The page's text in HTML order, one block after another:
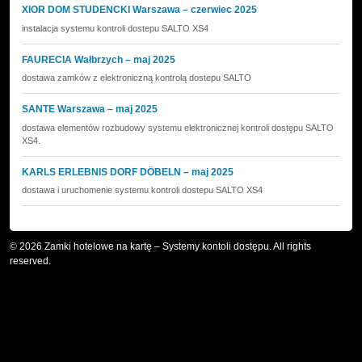
XIOR DOM STUDENCKI Warszawa – czerwiec 2025
instalacja systemu kontroli dostepu SALTO XS4
FAURECIA Wałbrzych – maj 2025
dostawa zamków z elektroniczną kontrolą dostepu SALTO
SANTE Warszawa – maj 2025
dostawa elementów rozbudowy systemu elektronicznej kontroli dostępu SALTO
XS4.
KARLS ERLEBNIS DORF DÖBELN – maj 2025
dostawa i uruchomenie systemu kontroli dostepu SALTO XS4
© 2026 Zamki hotelowe na kartę – Systemy kontoli dostępu. All rights
reserved.